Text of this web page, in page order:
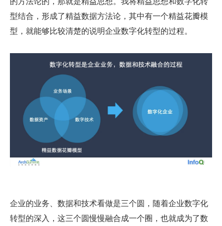
型结合，形成了精益数据方法论，其中有一个精益花瓣模
型，就能够比较清楚的说明企业数字化转型的过程。
企业的业务、数据和技术看做是三个圆，随着企业数字化
转型的深入，这三个圆慢慢融合成一个圈，也就成为了数